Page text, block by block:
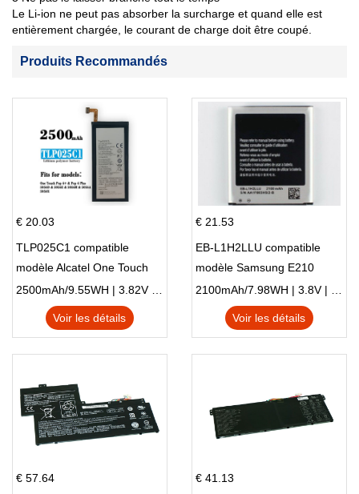
Le Li-ion ne peut pas absorber la surcharge et quand elle est
entièrement chargée, le courant de charge doit être coupé.
Produits Recommandés
€ 20.03
TLP025C1 compatible
modèle Alcatel One Touch
Pop 4 Plus OT-5056D
2500mAh/9.55WH | 3.82V | Li-ion ...
Voir les détails
€ 21.53
EB-L1H2LLU compatible
modèle Samsung E210
E210K i939
2100mAh/7.98WH | 3.8V | Li-ion ...
Voir les détails
€ 57.64 € 41.13